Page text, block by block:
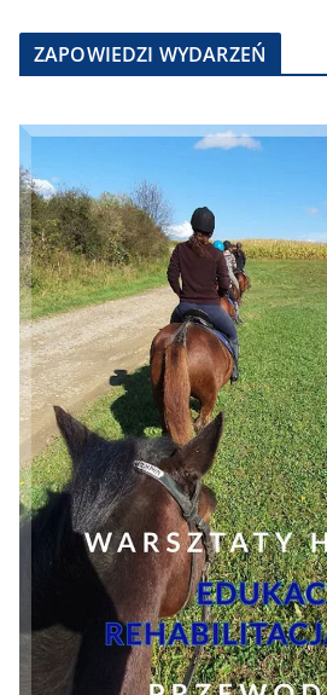
ZAPOWIEDZI WYDARZEŃ